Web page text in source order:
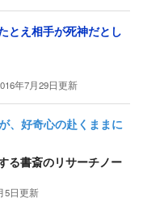
とえ相手が死神だとし
年7月29日更新
、好奇心の赴くままに
る書斎のリサーチノー
5日更新